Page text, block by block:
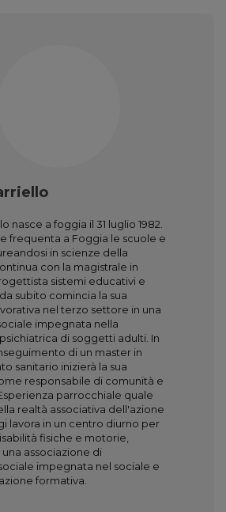
nasce a foggia il 31 luglio 1982.
frequenta a Foggia le scuole e
in scienze della
con la magistrale in
sistemi educativi e
subito comincia la sua
nel terzo settore in una
impegnata nella
di soggetti adulti. In
di un master in
sanitario inizierà la sua
responsabile di comunità e
parrocchiale quale
realtà associativa dell'azione
lavora in un centro diurno per
fisiche e motorie,
associazione di
impegnata nel sociale e
formativa.